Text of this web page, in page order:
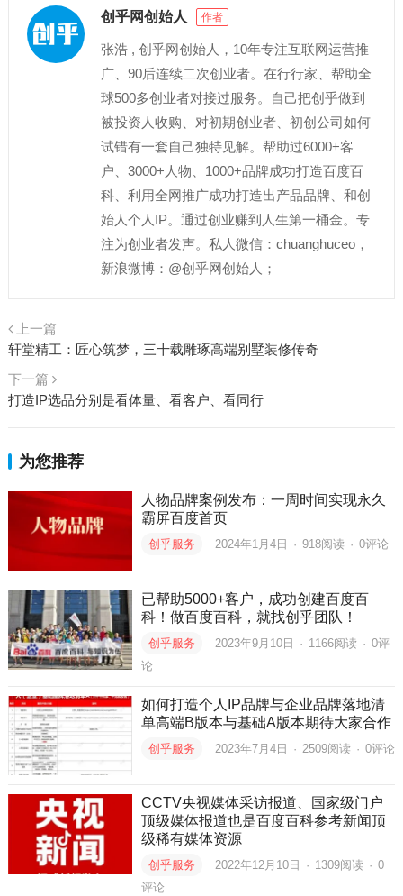
创乎网创始人 作者
张浩 , 创乎网创始人，10年专注互联网运营推
广、90后连续二次创业者。在行行家、帮助全
球500多创业者对接过服务。自己把创乎做到
被投资人收购、对初期创业者、初创公司如何
试错有一套自己独特见解。帮助过6000+客
户、3000+人物、1000+品牌成功打造百度百
科、利用全网推广成功打造出产品品牌、和创
始人个人IP。通过创业赚到人生第一桶金。专
注为创业者发声。私人微信：chuanghuceo，
新浪微博：@创乎网创始人；
上一篇
轩堂精工：匠心筑梦，三十载雕琢高端别墅装修传奇
下一篇
打造IP选品分别是看体量、看客户、看同行
为您推荐
人物品牌案例发布：一周时间实现永久
霸屏百度首页
创乎服务 2024年1月4日 · 918阅读 · 0评论
已帮助5000+客户，成功创建百度百
科！做百度百科，就找创乎团队！
创乎服务 2023年9月10日 · 1166阅读 · 0评
论
如何打造个人IP品牌与企业品牌落地清
单高端B版本与基础A版本期待大家合作
创乎服务 2023年7月4日 · 2509阅读 · 0评论
CCTV央视媒体采访报道、国家级门户
顶级媒体报道也是百度百科参考新闻顶
级稀有媒体资源
创乎服务 2022年12月10日 · 1309阅读 · 0
评论